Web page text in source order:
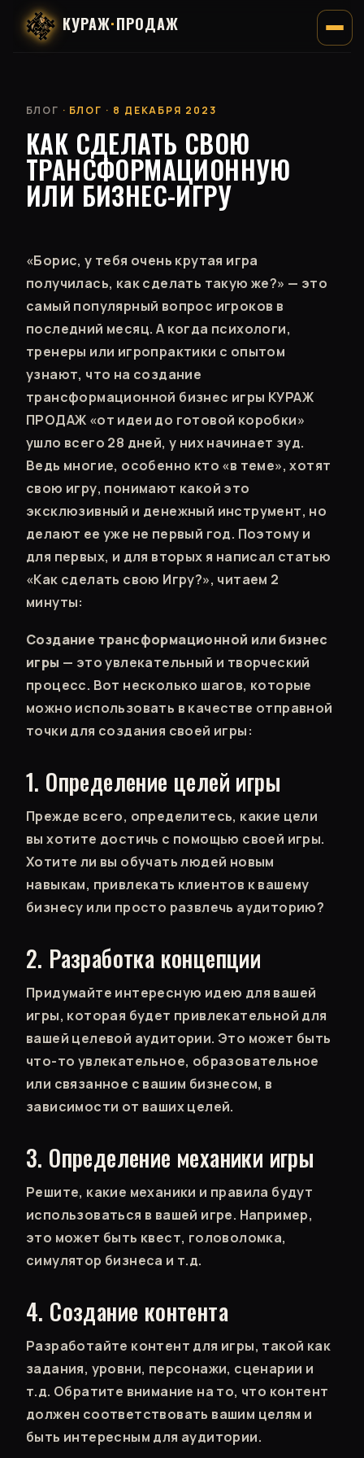
КУРАЖ·ПРОДАЖ
БЛОГ · БЛОГ · 8 ДЕКАБРЯ 2023
КАК СДЕЛАТЬ СВОЮ
ТРАНСФОРМАЦИОННУЮ
ИЛИ БИЗНЕС-ИГРУ
«Борис, у тебя очень крутая игра
получилась, как сделать такую же?» — это
самый популярный вопрос игроков в
последний месяц. А когда психологи,
тренеры или игропрактики с опытом
узнают, что на создание
трансформационной бизнес игры КУРАЖ
ПРОДАЖ «от идеи до готовой коробки»
ушло всего 28 дней, у них начинает зуд.
Ведь многие, особенно кто «в теме», хотят
свою игру, понимают какой это
эксклюзивный и денежный инструмент, но
делают ее уже не первый год. Поэтому и
для первых, и для вторых я написал статью
«Как сделать свою Игру?», читаем 2
минуты:
Создание трансформационной или бизнес
игры — это увлекательный и творческий
процесс. Вот несколько шагов, которые
можно использовать в качестве отправной
точки для создания своей игры:
1. Определение целей игры
Прежде всего, определитесь, какие цели
вы хотите достичь с помощью своей игры.
Хотите ли вы обучать людей новым
навыкам, привлекать клиентов к вашему
бизнесу или просто развлечь аудиторию?
2. Разработка концепции
Придумайте интересную идею для вашей
игры, которая будет привлекательной для
вашей целевой аудитории. Это может быть
что-то увлекательное, образовательное
или связанное с вашим бизнесом, в
зависимости от ваших целей.
3. Определение механики игры
Решите, какие механики и правила будут
использоваться в вашей игре. Например,
это может быть квест, головоломка,
симулятор бизнеса и т.д.
4. Создание контента
Разработайте контент для игры, такой как
задания, уровни, персонажи, сценарии и
т.д. Обратите внимание на то, что контент
должен соответствовать вашим целям и
быть интересным для аудитории.